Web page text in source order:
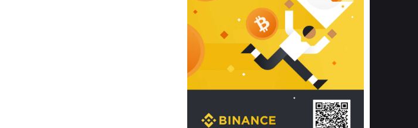
phòng ngủ đối với sức khỏe con
người tại Sleep Foundation (External
Link) để có cái nhìn toàn diện hơn.
2. Các tiêu chí vàng khi lựa chọn
chăn ga gối đệm cao cấp cho phòng
ngủ
Để sở hữu một bộ chăn ga gối đệm
cao cấp hoàn hảo cả về thẩm mỹ lẫn
công năng, người tiêu dùng cần cân
nhắc kỹ lưỡng các tiêu chí quan trọng